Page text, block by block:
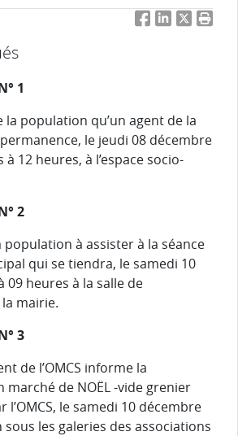
FacebookLinkedIn
Twitter
1
la population qu’un agent de la
le jeudi 08 décembre
12 heures, à l’espace socio-
2
population à assister à la séance
qui se tiendra, le samedi 10
09 heures à la salle de
mairie.
3
de l’OMCS informe la
marché de NOËL -vide grenier
l’OMCS, le samedi 10 décembre
sous les galeries des associations